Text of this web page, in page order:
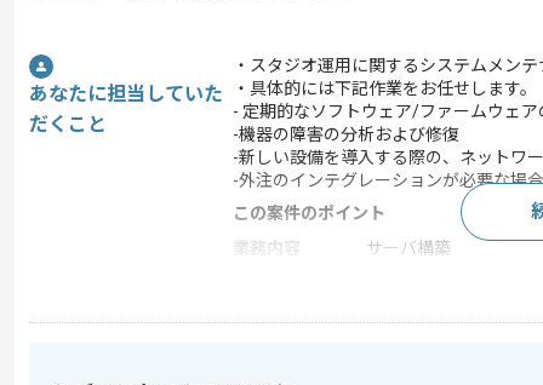
あなたに担当していた
だくこと
・スタジオ運用に関するシステムメン
・具体的には下記作業をお任せします。
- 定期的なソフトウェア/ファームウェア
-機器の障害の分析および修復
-新しい設備を導入する際の、ネットワ
-外注のインテグレーションが必要な場
この案件のポイント
業務内容
サーバ構築